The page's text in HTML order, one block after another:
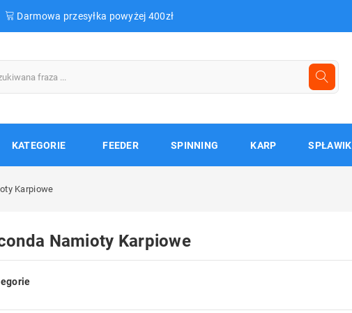
Darmowa przesyłka powyżej 400zł
KATEGORIE FEEDER SPINNING KARP SPŁAWIK
Karpiowe
Namioty Karpiowe